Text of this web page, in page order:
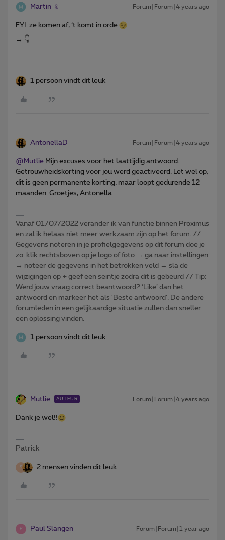
Martin Forum|Forum|4 years ago
FYI: ze komen af, ‘t komt in orde
→ 👇
1 persoon vindt dit leuk
AntonellaD Forum|Forum|4 years ago
@Mutlie Mijn excuses voor het laattijdig antwoord.
Getrouwheidskorting voor jou werd geactiveerd. Let wel op,
dit is geen permanente korting, maar loopt gedurende 12
maanden. Groetjes, Antonella
Vanaf 01/07/2022 verander ik van functie binnen Proximus
en zal ik helaas niet meer werkzaam zijn op het forum. //
Gegevens noteren in je profielgegevens op dit forum doe je
zo: klik rechtsboven op je logo of foto → ga naar instellingen
→ noteer de gegevens in het betrokken veld → sla de
wijzigingen op + geef een seintje zodra dit is gebeurd // Tip:
Werd jouw vraag correct beantwoord? ‘Like’ dan het
antwoord en markeer het als 'Beste antwoord'. De andere
forumleden in een gelijkaardige situatie zullen dan sneller
een oplossing vinden.
1 persoon vindt dit leuk
Mutlie AUTEUR Forum|Forum|4 years ago
Dank je wel!!
Patrick
S 2 mensen vinden dit leuk
P Paul Slangen Forum|Forum|1 year ago